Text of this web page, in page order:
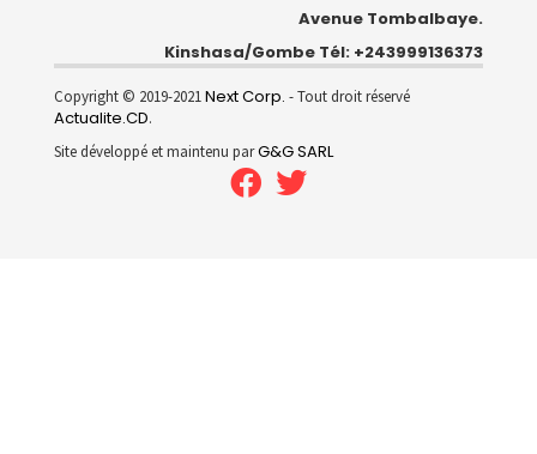
Avenue Tombalbaye.
Kinshasa/Gombe Tél: +243999136373
Copyright © 2019-2021Next Corp. - Tout droit réservé
Actualite.CD.
Site développé et maintenu parG&G SARL